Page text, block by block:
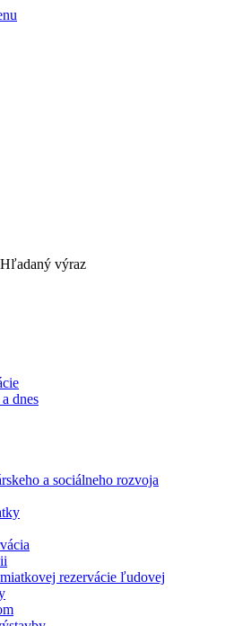
Hľadaný výraz
dnes
a sociálneho rozvoja
rezervácie ľudovej